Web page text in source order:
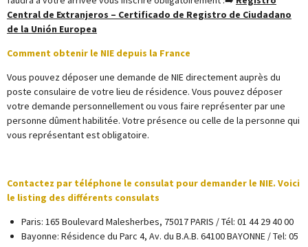
Central de Extranjeros – Certificado de Registro de Ciudadano
de la Unión Europea
Comment obtenir le NIE depuis la France
Vous pouvez déposer une demande de NIE directement auprès du
poste consulaire de votre lieu de résidence. Vous pouvez déposer
votre demande personnellement ou vous faire représenter par une
personne dûment habilitée. Votre présence ou celle de la personne qui
vous représentant est obligatoire.
Contactez par téléphone le consulat pour demander le NIE. Voici
le listing des différents consulats
Paris: 165 Boulevard Malesherbes, 75017 PARIS / Tél: 01 44 29 40 00
Bayonne: Résidence du Parc 4, Av. du B.A.B. 64100 BAYONNE / Tel: 05